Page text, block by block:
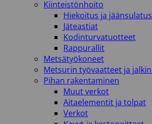
Kiinteistönhoito
Hiekoitus ja jäänsulatus
Jäteastiat
Kodinturvatuotteet
Rappurallit
Metsätyökoneet
Metsurin työvaatteet ja
Pihan rakentaminen
Muut verkot
Aitaelementit ja tolpat
Verkot